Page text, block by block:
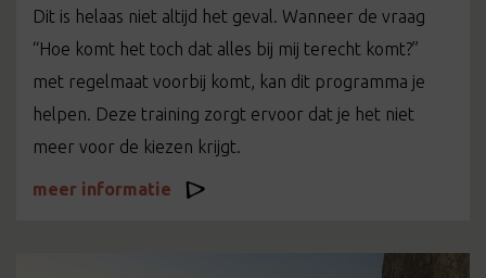
Dit is helaas niet altijd het geval. Wanneer de vraag
“Hoe komt het toch dat alles bij mij terecht komt?”
met regelmaat voorbij komt, kan dit programma je
helpen. Deze training zorgt ervoor dat je het niet
meer voor de kiezen krijgt.
meer informatie